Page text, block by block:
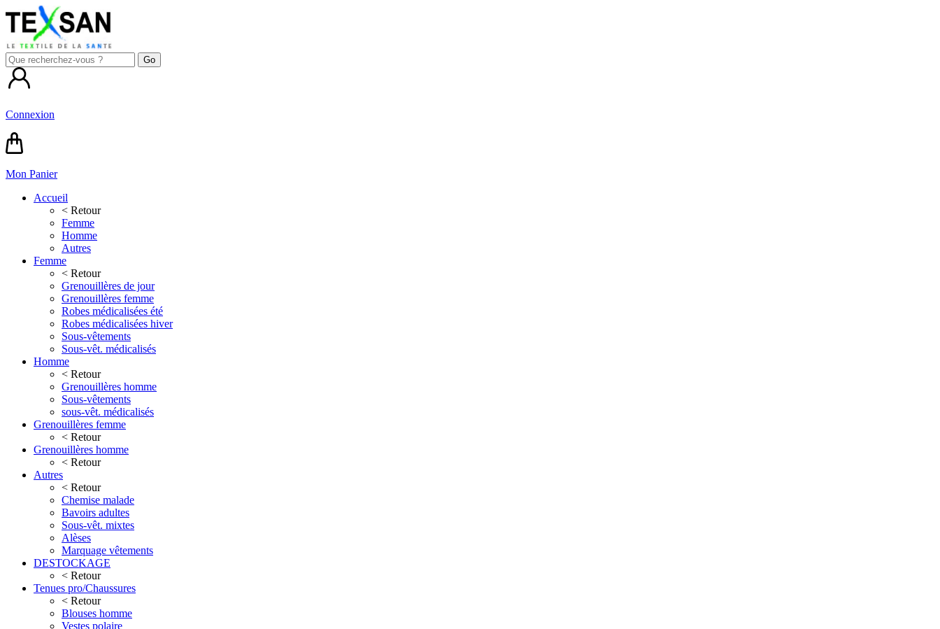
Connexion
Mon Panier
Accueil
< Retour
Femme
Homme
Autres
Femme
< Retour
Grenouillères de jour
Grenouillères femme
Robes médicalisées été
Robes médicalisées hiver
Sous-vêtements
Sous-vêt. médicalisés
Homme
< Retour
Grenouillères homme
Sous-vêtements
sous-vêt. médicalisés
Grenouillères femme
< Retour
Grenouillères homme
< Retour
Autres
< Retour
Chemise malade
Bavoirs adultes
Sous-vêt. mixtes
Alèses
Marquage vêtements
DESTOCKAGE
< Retour
Tenues pro/Chaussures
< Retour
Blouses homme
Vestes polaire